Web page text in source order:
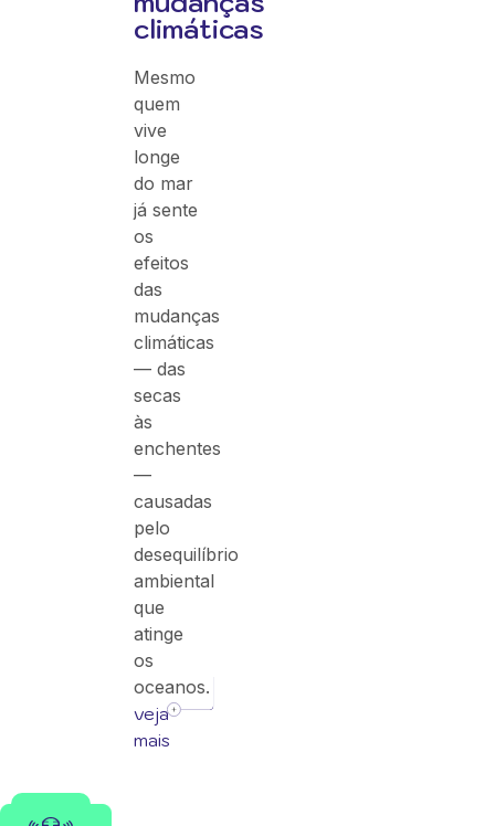
climáticas
Mesmo
quem
vive
longe
do mar
já sente
os
efeitos
das
mudanças
climáticas
— das
secas
às
enchentes
—
causadas
pelo
desequilíbrio
ambiental
que
atinge
os
oceanos.
veja
mais